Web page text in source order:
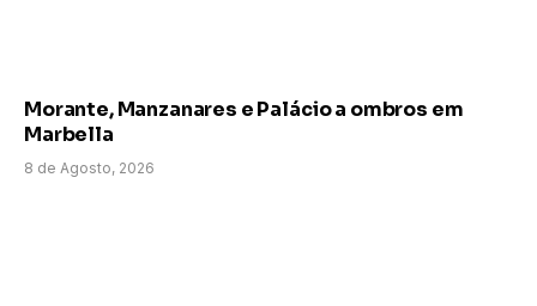
Morante, Manzanares e Palácio a ombros em
Marbella
8 de Agosto, 2026